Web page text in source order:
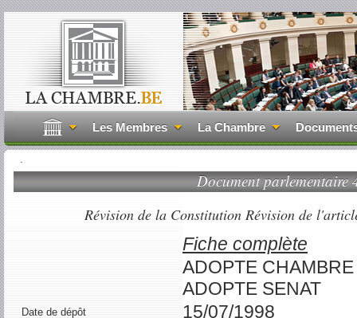
Les Membres La Chambre
.
Document parlementaire
Révision de la Constitution Révision de
Fiche complète
ADOPTE CHAMBRE
ADOPTE SENAT
Date de dépôt 15/07/1998